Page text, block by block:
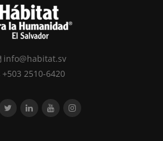
info@habitat.sv
+503 2510-6420